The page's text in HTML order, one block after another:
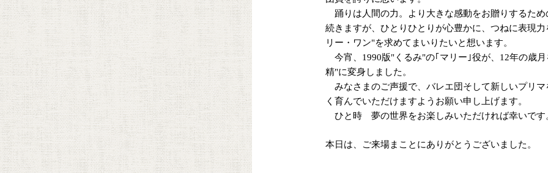
踊りは人間の力。より大きな感動をお贈りするため
続きますが、ひとりひとりが心豊かに、つねに表現
リー・ワン"を求めてまいりたいと想います。
今宵、1990版"くるみ"の｢マリー｣役が、12年の歳
精"に変身しました。
みなさまのご声援で、バレエ団そして新しいプリマ
く育んでいただけますようお願い申し上げます。
ひと時 夢の世界をお楽しみいただければ幸いです
本日は、ご来場まことにありがとうございました。